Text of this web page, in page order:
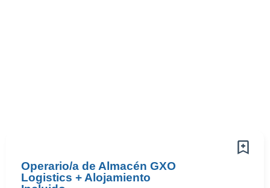
Operario/a de Almacén GXO
Logistics + Alojamiento